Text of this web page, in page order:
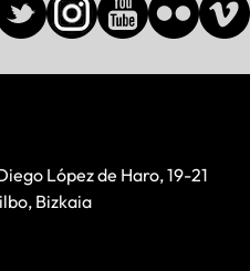
López de Haro, 19-21
Bizkaia